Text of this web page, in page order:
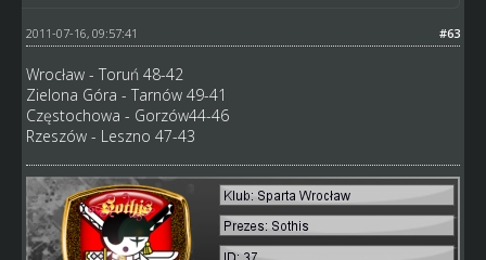
#63
2011-07-16, 09:57:41
Wrocław - Toruń 48-42
Zielona Góra - Tarnów 49-41
Częstochowa - Gorzów44-46
Rzeszów - Leszno 47-43